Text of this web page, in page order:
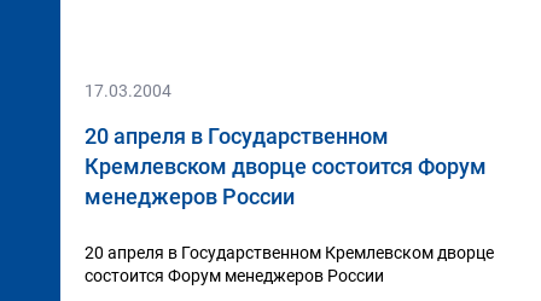
17.03.2004
20 апреля в Государственном
Кремлевском дворце состоится Форум
менеджеров России
20 апреля в Государственном Кремлевском дворце
состоится Форум менеджеров России